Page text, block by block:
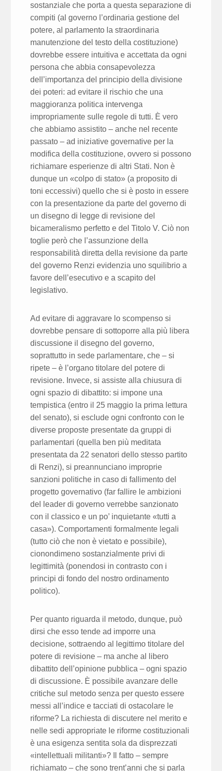
sostanziale che porta a questa separazione di
compiti (al governo l’ordinaria gestione del
potere, al parlamento la straordinaria
manutenzione del testo della costituzione)
dovrebbe essere intuitiva e accettata da ogni
persona che abbia consapevolezza
dell’importanza del principio della divisione
dei poteri: ad evitare il rischio che una
maggioranza politica intervenga
impropriamente sulle regole di tutti. È vero
che abbiamo assistito – anche nel recente
passato – ad iniziative governative per la
modifica della costituzione, ovvero si possono
richiamare esperienze di altri Stati. Non è
dunque un «colpo di stato» (a proposito di
toni eccessivi) quello che si è posto in essere
con la presentazione da parte del governo di
un disegno di legge di revisione del
bicameralismo perfetto e del Titolo V. Ciò non
toglie però che l’assunzione della
responsabilità diretta della revisione da parte
del governo Renzi evidenzia uno squilibrio a
favore dell’esecutivo e a scapito del
legislativo.
Ad evitare di aggravare lo scompenso si
dovrebbe pensare di sottoporre alla più libera
discussione il disegno del governo,
soprattutto in sede parlamentare, che – si
ripete – è l’organo titolare del potere di
revisione. Invece, si assiste alla chiusura di
ogni spazio di dibattito: si impone una
tempistica (entro il 25 maggio la prima lettura
del senato), si esclude ogni confronto con le
diverse proposte presentate da gruppi di
parlamentari (quella ben più meditata
presentata da 22 senatori dello stesso partito
di Renzi), si preannunciano improprie
sanzioni politiche in caso di fallimento del
progetto governativo (far fallire le ambizioni
del leader di governo verrebbe sanzionato
con il classico e un po’ inquietante «tutti a
casa»). Comportamenti formalmente legali
(tutto ciò che non è vietato e possibile),
cionondimeno sostanzialmente privi di
legittimità (ponendosi in contrasto con i
principi di fondo del nostro ordinamento
politico).
Per quanto riguarda il metodo, dunque, può
dirsi che esso tende ad imporre una
decisione, sottraendo al legittimo titolare del
potere di revisione – ma anche al libero
dibattito dell’opinione pubblica – ogni spazio
di discussione. È possibile avanzare delle
critiche sul metodo senza per questo essere
messi all’indice e tacciati di ostacolare le
riforme? La richiesta di discutere nel merito e
nelle sedi appropriate le riforme costituzionali
è una esigenza sentita sola da disprezzati
«intellettuali militanti»? Il fatto – sempre
richiamato – che sono trent’anni che si parla